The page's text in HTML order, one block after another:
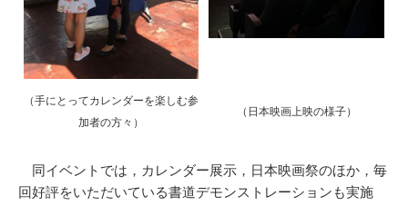
（手にとってカレンダーを楽しむ参
加者の方々）
（日本映画上映の様子）
同イベントでは，カレンダー展示，日本映画祭のほか，毎
回好評をいただいている書道デモンストレーションも実施